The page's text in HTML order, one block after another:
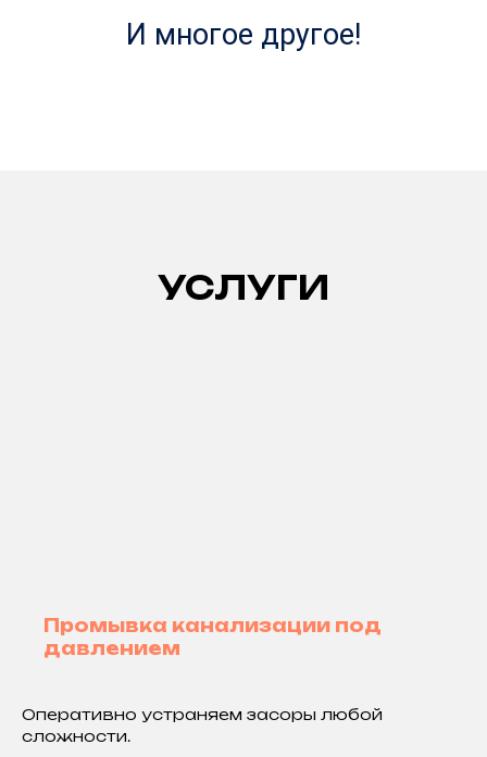
И многое другое!
УСЛУГИ
Промывка канализации под
давлением
Оперативно устраняем засоры любой
сложности.